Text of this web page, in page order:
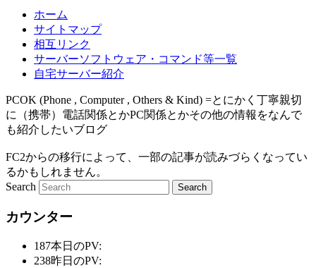
ホーム
サイトマップ
相互リンク
サーバーソフトウェア・コマンド等一覧
自宅サーバー紹介
PCOK (Phone , Computer , Others & Kind) =とにかく丁寧親切
に（携帯）電話関係とかPC関係とかその他の情報をなんで
も紹介したいブログ
FC2からの移行によって、一部の記事が読みづらくなってい
るかもしれません。
Search
カウンター
187本日のPV:
238昨日のPV: